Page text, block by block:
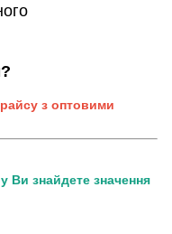
з оптовими
Ви знайдете значення